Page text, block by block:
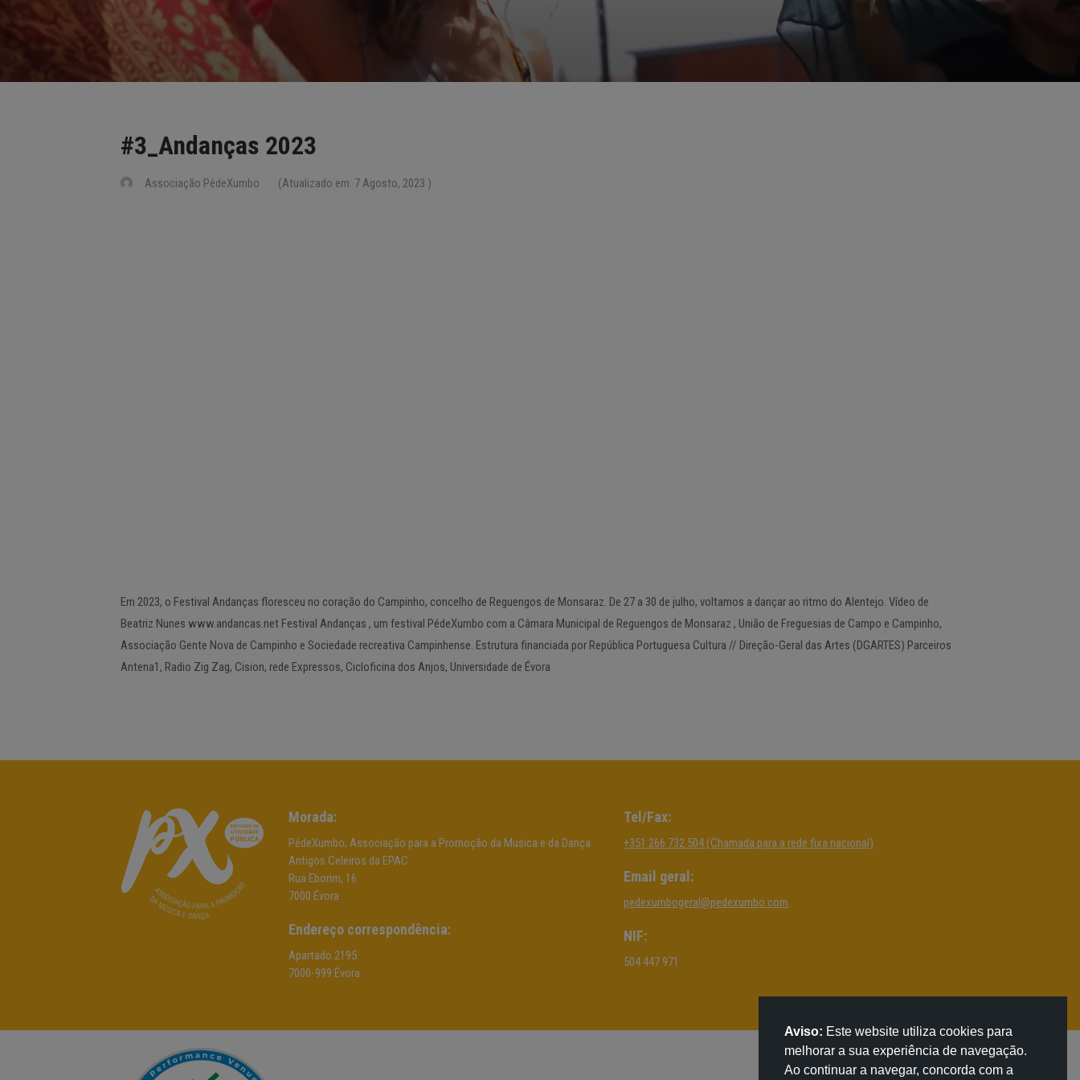
#3_Andanças 2023
Associação PédeXumbo (Atualizado em: 7 Agosto, 2023 )
Em 2023, o Festival Andanças floresceu no coração do Campinho, concelho de Reguengos de Monsaraz. De 27 a 30 de julho, voltamos a dançar ao ritmo do Alentejo. Vídeo de
Beatriz Nunes www.andancas.net Festival Andanças , um festival PédeXumbo com a Câmara Municipal de Reguengos de Monsaraz , União de Freguesias de Campo e Campinho,
Associação Gente Nova de Campinho e Sociedade recreativa Campinhense. Estrutura financiada por República Portuguesa Cultura // Direção-Geral das Artes (DGARTES) Parceiros
Antena1, Radio Zig Zag, Cision, rede Expressos, Cicloficina dos Anjos, Universidade de Évora
Morada:
PédeXumbo, Associação para a Promoção da Musica e da Dança
Antigos Celeiros da EPAC
Rua Eborim, 16
7000 Évora
Endereço correspondência:
Apartado 2195
7000-999 Évora
Tel/Fax:
+351 266 732 504 (Chamada para a rede fixa nacional)
Email geral:
pedexumbogeral@pedexumbo.com
NIF:
504 447 971
Aviso: Este website utiliza cookies para
melhorar a sua experiência de navegação.
Ao continuar a navegar, concorda com a